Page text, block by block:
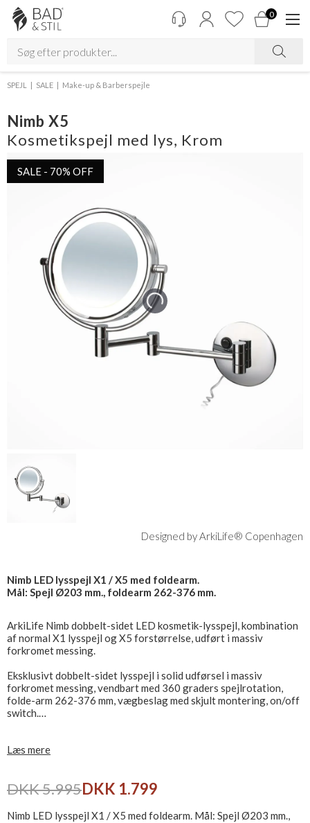
0
SPEJL SALE Make-up & Barberspejle
Nimb X5
Kosmetikspejl med lys, Krom
SALE - 70% OFF
Designed by ArkiLife® Copenhagen
Nimb LED lysspejl X1 / X5 med foldearm.
Mål: Spejl Ø203 mm., foldearm 262-376 mm.
ArkiLife Nimb dobbelt-sidet LED kosmetik-lysspejl, kombination
af normal X1 lysspejl og X5 forstørrelse, udført i massiv
forkromet messing.
Eksklusivt dobbelt-sidet lysspejl i solid udførsel i massiv
forkromet messing, vendbart med 360 graders spejlrotation,
folde-arm 262-376 mm, vægbeslag med skjult montering, on/off
switch.
make-up og til barbering.
Læs mere
DKK 5.995DKK 1.799
Nimb LED lysspejl X1 / X5 med foldearm. Mål: Spejl Ø203 mm.,